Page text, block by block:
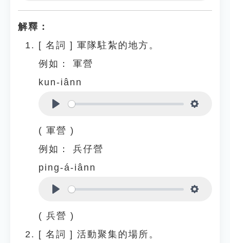
解釋：
[ 名詞 ] 軍隊駐紮的地方。
例如：
軍營
kun-iânn
( 軍營 )
例如：
兵仔營
ping-á-iânn
( 兵營 )
[ 名詞 ] 活動聚集的場所。